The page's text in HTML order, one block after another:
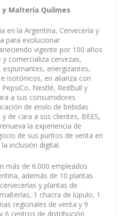
y Maltería Quilmes
en la Argentina, Cervecería y
para evolucionar
vigente por 100 años
comercializa cervezas,
espumantes, energizantes,
isotónicos, en alianza con
Nestlé, RedBull y
a sus consumidores
de envío de bebidas
de cara a sus clientes, BEES,
la experiencia de
de sus puntos de venta en
inclusión digital.
más de 6.000 empleados
además de 10 plantas
y plantas de
1 chacra de lúpulo, 1
regionales de venta y 9
6 centros de distribución